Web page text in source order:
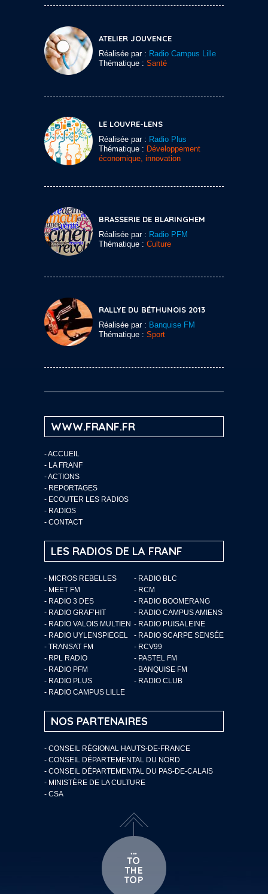
ATELIER JOUVENCE
Réalisée par : Radio Campus Lille
Thématique : Santé
LE LOUVRE-LENS
Réalisée par : Radio Plus
Thématique : Développement
économique, innovation
BRASSERIE DE BLARINGHEM
Réalisée par : Radio PFM
Thématique : Culture
RALLYE DU BÉTHUNOIS 2013
Réalisée par : Banquise FM
Thématique : Sport
WWW.FRANF.FR
-ACCUEIL
- LA FRANF
-ACTIONS
- REPORTAGES
- ECOUTER LES RADIOS
- RADIOS
- CONTACT
LES RADIOS DE LA FRANF
- MICROS REBELLES
- RADIO BLC
- MEET FM
- RCM
- RADIO 3 DES
- RADIO BOOMERANG
- RADIO GRAF’HIT
- RADIO CAMPUS AMIENS
- RADIO VALOIS MULTIEN - RADIO PUISALEINE
- RADIO UYLENSPIEGEL
- RADIO SCARPE SENSÉE
- TRANSAT FM
- RCV99
- RPL RADIO
- PASTEL FM
- RADIO PFM
- BANQUISE FM
- RADIO PLUS
- RADIO CLUB
- RADIO CAMPUS LILLE
NOS PARTENAIRES
- CONSEIL RÉGIONAL HAUTS-DE-FRANCE
- CONSEIL DÉPARTEMENTAL DU NORD
- CONSEIL DÉPARTEMENTAL DU PAS-DE-CALAIS
- MINISTÈRE DE LA CULTURE
- CSA